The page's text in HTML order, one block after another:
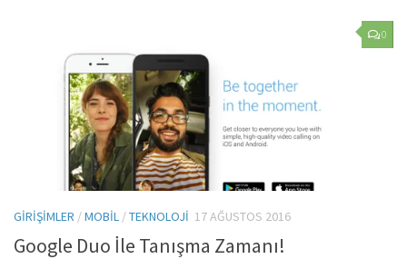
0
GIRIŞIMLER /MOBIL /TEKNOLOJI 17 AĞUSTOS 2016
Google Duo İle Tanışma Zamanı!